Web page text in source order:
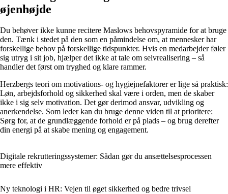
øjenhøjde
Du behøver ikke kunne recitere Maslows behovspyramide for at bruge
den. Tænk i stedet på den som en påmindelse om, at mennesker har
forskellige behov på forskellige tidspunkter. Hvis en medarbejder føler
sig utryg i sit job, hjælper det ikke at tale om selvrealisering – så
handler det først om tryghed og klare rammer.
Herzbergs teori om motivations- og hygiejnefaktorer er lige så praktisk:
Løn, arbejdsforhold og sikkerhed skal være i orden, men de skaber
ikke i sig selv motivation. Det gør derimod ansvar, udvikling og
anerkendelse. Som leder kan du bruge denne viden til at prioritere:
Sørg for, at de grundlæggende forhold er på plads – og brug derefter
din energi på at skabe mening og engagement.
Digitale rekrutteringssystemer: Sådan gør du ansættelsesprocessen
mere effektiv
Ny teknologi i HR: Vejen til øget sikkerhed og bedre trivsel